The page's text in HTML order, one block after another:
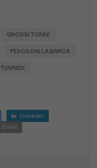
GROSSI TONNI
PESCA DALLA BARCA
TUNNIDI
Linkedin
Email